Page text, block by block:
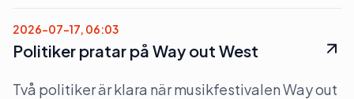
2026-07-17, 06:03
Politiker pratar på Way out West
Två politiker är klara när musikfestivalen Way out